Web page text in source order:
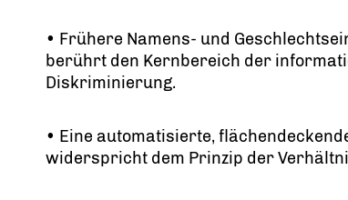
• Frühere Namens- und
berührt den Kernbereich der
Diskriminierung.
• Eine automatisierte,
widerspricht dem Prinzip der